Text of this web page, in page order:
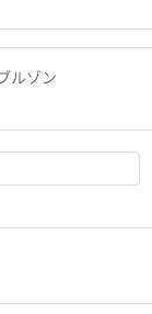
ルゾン